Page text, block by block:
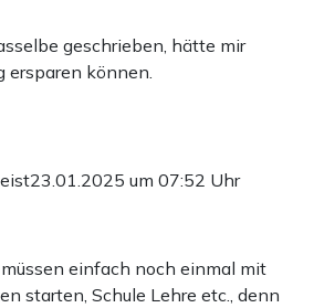
geschrieben, hätte mir
ersparen können.
23.01.2025 um 07:52 Uhr
einfach noch einmal mit
starten, Schule Lehre etc., denn